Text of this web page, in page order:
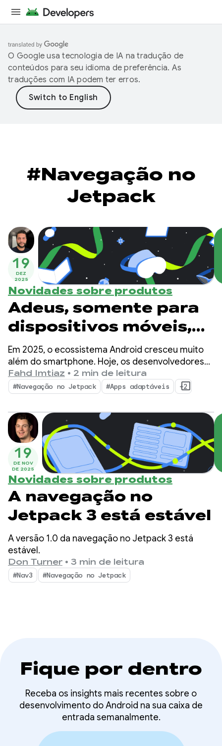
O Google usa tecnologia de IA na tradução de
conteúdos para seu idioma de preferência. As
traduções com IA podem ter erros.
#Navegação no
Jetpack
19
DEZ
2025
Novidades sobre produtos
Adeus, somente para
dispositivos móveis,
olá, adaptável: três
atualizações
essenciais de 2025
adaptáveis
Em 2025, o ecossistema Android cresceu muito
além do smartphone. Hoje, os desenvolvedores
têm a oportunidade de alcançar mais de 500
milhões de dispositivos ativos, incluindo
dobráveis, tablets, XR, Chromebooks e carros
compatíveis.
Fahd Imtiaz • 2 min de leitura
#Navegação no Jetpack #Apps adaptáveis +2
19
DE NOV
DE 2025
Novidades sobre produtos
A navegação no
Jetpack 3 está estável
A versão 1.0 da navegação no Jetpack 3 está
estável.
Don Turner • 3 min de leitura
#Nav3 #Navegação no Jetpack
Fique por dentro
Receba os insights mais recentes sobre o
desenvolvimento do Android na sua caixa de
entrada semanalmente.